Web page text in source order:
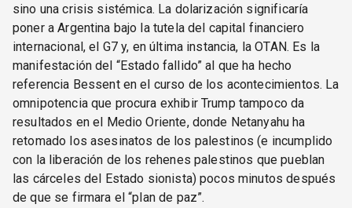
sino una crisis sistémica. La dolarización significaría
poner a Argentina bajo la tutela del capital financiero
internacional, el G7 y, en última instancia, la OTAN. Es la
manifestación del “Estado fallido” al que ha hecho
referencia Bessent en el curso de los acontecimientos. La
omnipotencia que procura exhibir Trump tampoco da
resultados en el Medio Oriente, donde Netanyahu ha
retomado los asesinatos de los palestinos (e incumplido
con la liberación de los rehenes palestinos que pueblan
las cárceles del Estado sionista) pocos minutos después
de que se firmara el “plan de paz”.